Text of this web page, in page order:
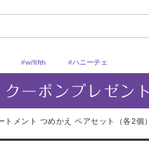
#w/fifth #ハニーチェ
メント つめかえ ペアセット（各2個）